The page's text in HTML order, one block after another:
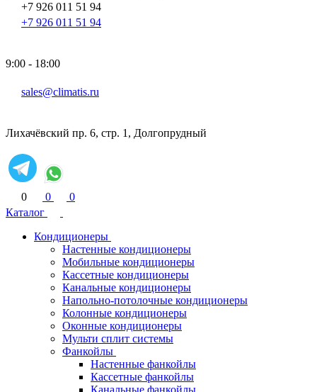
+7 926 011 51 94
+7 926 011 51 94
9:00 - 18:00
sales@climatis.ru
Лихачёвский пр. 6, стр. 1, Долгопрудный
0 0
0
Каталог
Кондиционеры
Настенные кондиционеры
Мобильные кондиционеры
Кассетные кондиционеры
Канальные кондиционеры
Напольно-потолочные кондиционеры
Колонные кондиционеры
Оконные кондиционеры
Мульти сплит системы
Фанкойлы
Настенные фанкойлы
Кассетные фанкойлы
Канальные фанкойлы